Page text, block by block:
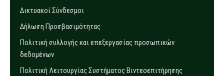
Δικτυακοί Σύνδεσμοι
Δήλωση Προσβασιμότητας
Πολιτική συλλογής και επεξεργασίας προσωπικών
δεδομένων
Πολιτική Λειτουργίας Συστήματος Βιντεοεπιτήρησης